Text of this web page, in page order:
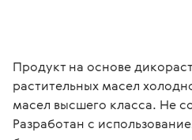
Продукт на основе
растительных масел
масел высшего класса. Не
Разработан с